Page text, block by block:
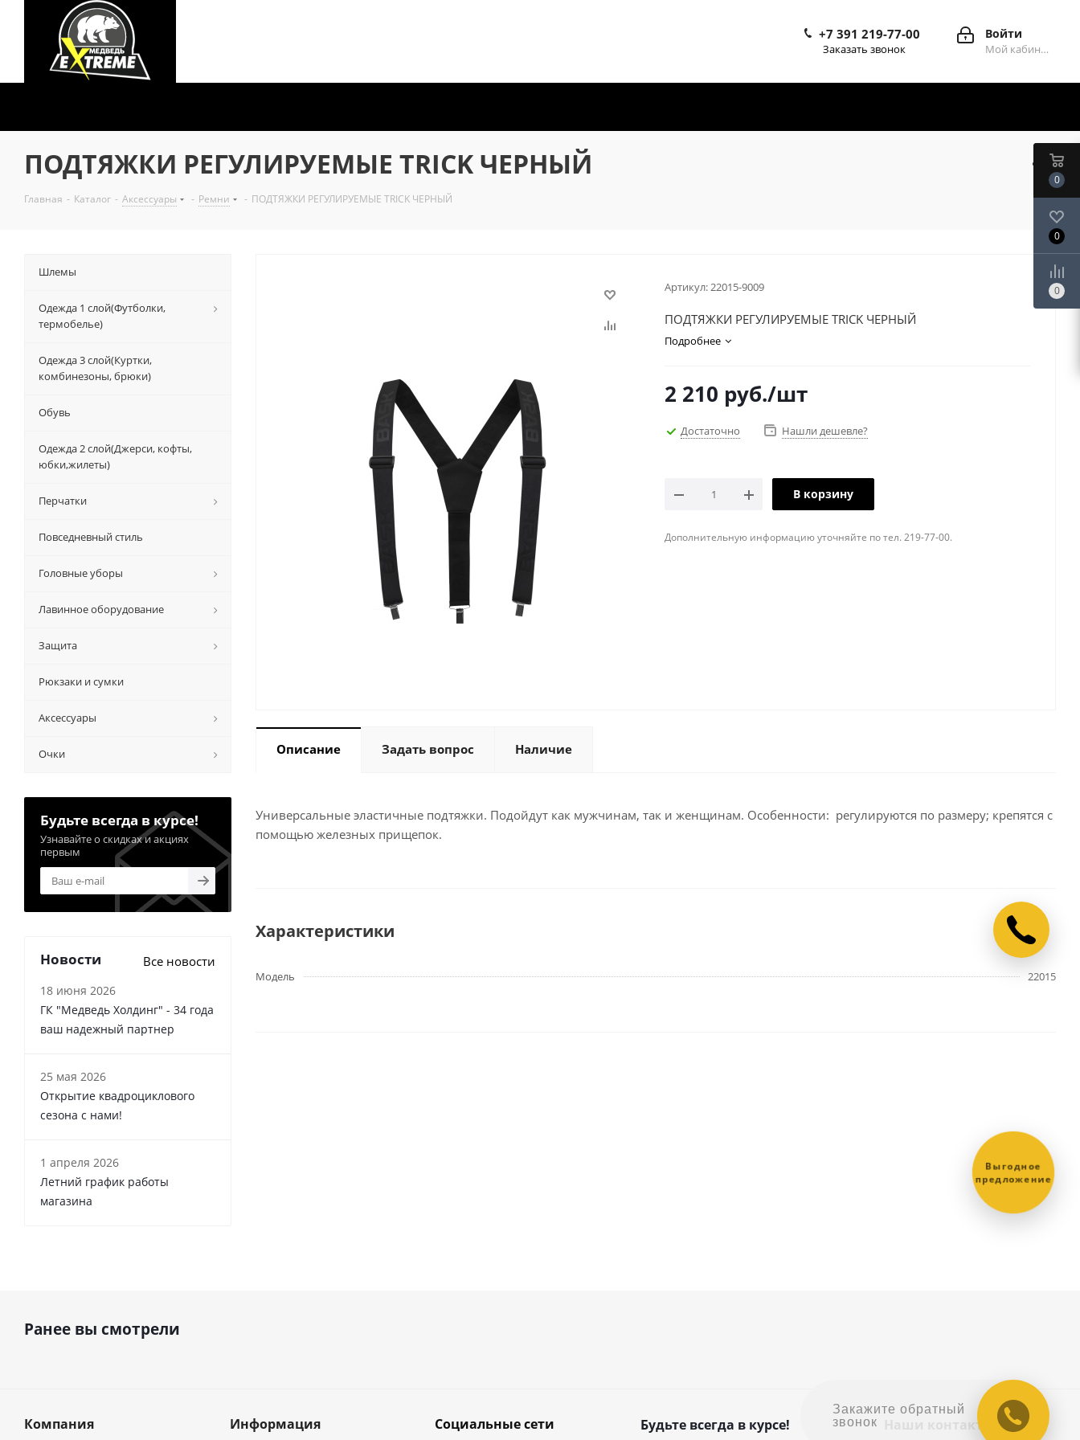
Войти
Мой кабинет
+7 391 219-77-00
Заказать звонок
ПОДТЯЖКИ РЕГУЛИРУЕМЫЕ TRICK ЧЕРНЫЙ
Главная - Каталог - Аксессуары - Ремни - ПОДТЯЖКИ РЕГУЛИРУЕМЫЕ TRICK ЧЕРНЫЙ
Артикул:22015-9009
ПОДТЯЖКИ РЕГУЛИРУЕМЫЕ TRICK ЧЕРНЫЙ
Подробнее
2 210 руб./шт
Достаточно Нашли дешевле?
В корзину
Дополнительную информацию уточняйте по тел. 219-77-00.
Описание Задать вопрос Наличие
Универсальные эластичные подтяжки. Подойдут как мужчинам, так и женщинам. Особенности: регулируются по размеру; крепятся с
помощью железных прищепок.
Характеристики
Модель 22015
Шлемы
Одежда 1 слой(Футболки,
термобелье)
Одежда 3 слой(Куртки,
комбинезоны, брюки)
Обувь
Одежда 2 слой(Джерси, кофты,
юбки,жилеты)
Перчатки
Повседневный стиль
Головные уборы
Лавинное оборудование
Защита
Рюкзаки и сумки
Аксессуары
Очки
Будьте всегда в курсе!
Узнавайте о скидках и акциях
первым
Новости Все новости
18 июня 2026
ГК "Медведь Холдинг" - 34 года
ваш надежный партнер
25 мая 2026
Открытие квадроциклового
сезона с нами!
1 апреля 2026
Летний график работы
магазина
Ранее вы смотрели
Компания Информация Социальные сети Будьте всегда в курсе! Наши контакты
0
0
0
Выгодное
предложение
Закажите обратный
звонок